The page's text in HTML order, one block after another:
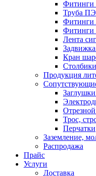
Фитинги
Труба ПЭ
Фитинги
Лента
Кран
Продукция
Трос,
Перчатки
Заземление,
Распродажа
Прайс
Услуги
Доставка